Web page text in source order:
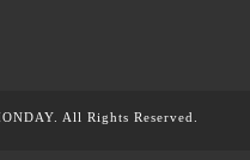
. All Rights Reserved.